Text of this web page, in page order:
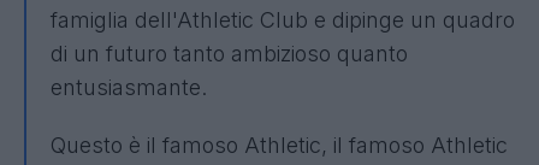
famiglia dell'Athletic Club e dipinge un quadro
di un futuro tanto ambizioso quanto
entusiasmante.
Questo è il famoso Athletic, il famoso Athletic